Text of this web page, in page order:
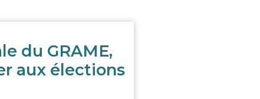
du GRAME,
aux élections